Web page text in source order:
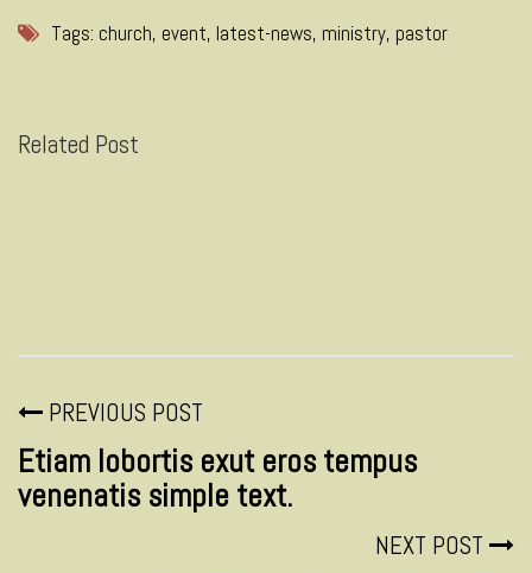
Tags: church, event, latest-news, ministry, pastor
Related Post
PREVIOUS POST
Etiam lobortis exut eros tempus
venenatis simple text.
NEXT POST